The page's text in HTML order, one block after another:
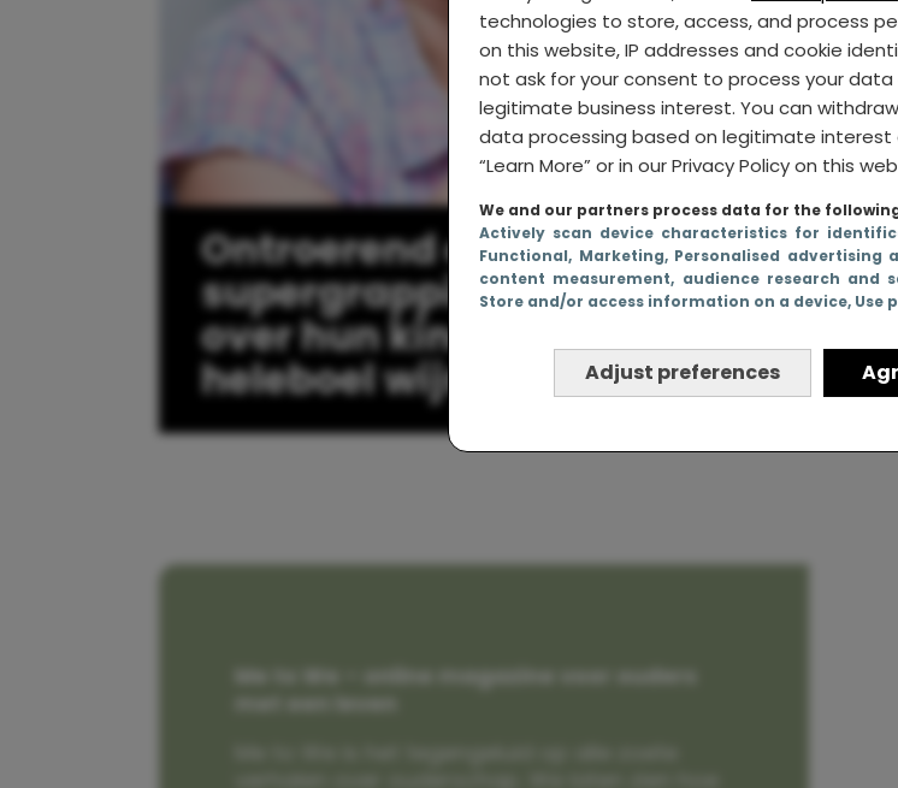
technologies to store, access, and process
on this website, IP addresses and cookie
not ask for your consent to process your data
legitimate business interest. You can
data processing based on legitimate interest
“Learn More” or in our Privacy Policy on this
We and our partners process data for the
Actively scan device characteristics for
Functional, Marketing, Personalised advertising
content measurement, audience research and
Store and/or access information on a device, Use
Adjust preferences
Ontroerend en
supergrappig: moeders
over hun kinderen (na een
heleboel wijntjes!)
Me to We – online magazine voor ouders
met een leven